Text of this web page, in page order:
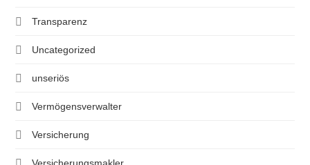
Transparenz
Uncategorized
unseriös
Vermögensverwalter
Versicherung